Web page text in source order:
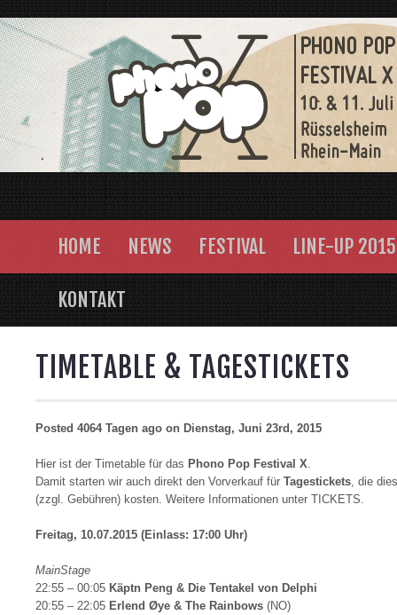
HOME NEWS FESTIVAL LINE-UP 2015
KONTAKT
TIMETABLE & TAGESTICKETS
Posted 4064 Tagen ago on Dienstag, Juni 23rd, 2015
Hier ist der Timetable für das Phono Pop Festival X.
Damit starten wir auch direkt den Vorverkauf für Tagestickets, die
(zzgl. Gebühren) kosten. Weitere Informationen unter TICKETS.
Freitag, 10.07.2015 (Einlass: 17:00 Uhr)
MainStage
22:55 – 00:05 Käptn Peng & Die Tentakel von Delphi
20:55 – 22:05 Erlend Øye & The Rainbows (NO)